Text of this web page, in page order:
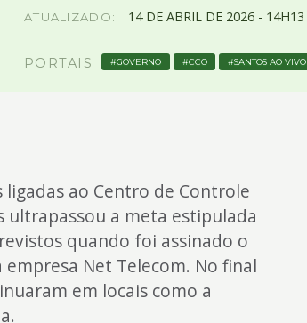
ATUALIZADO: 14 DEABRIL DE 2026 - 14H13
PORTAIS GOVERNO CCO SANTOS AO VIVO
ligadas ao Centro de Controle
ultrapassou a meta estipulada
quando foi assinado o
Net Telecom. No final
em locais como a